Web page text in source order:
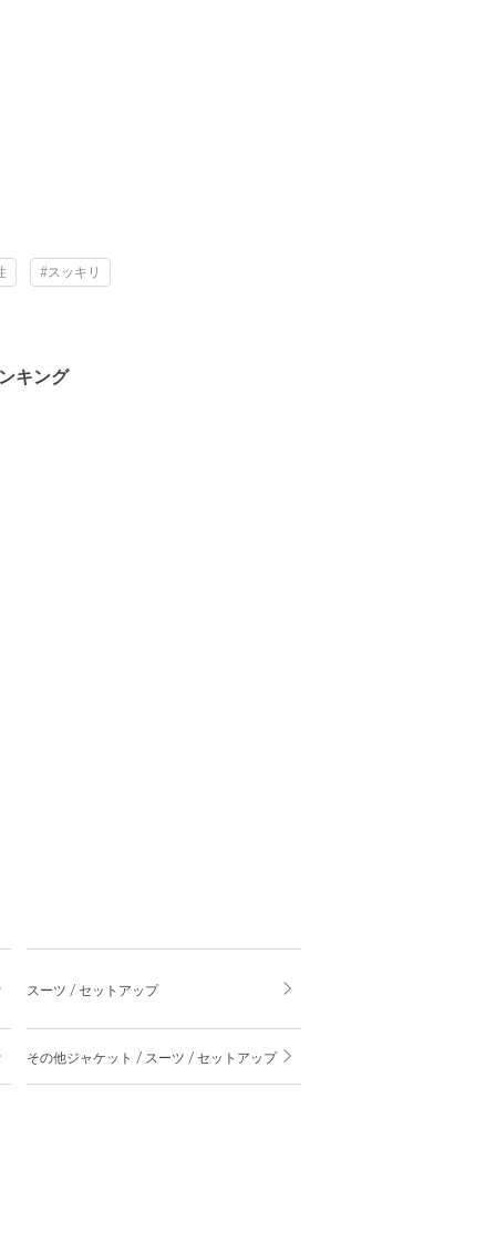
#スッキリ
キング
スーツ / セットアップ
その他ジャケット / スーツ / セットアップ